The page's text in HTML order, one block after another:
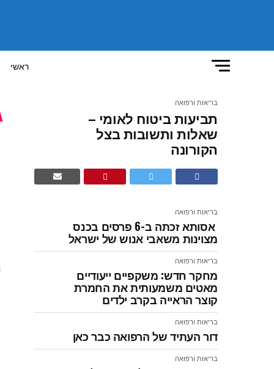
ראשי
בריאות ורפואה
תביעות ביטוח לאומי –
שאלות ותשובות בצל
הקורונה
בריאות ורפואה
אסותא זכתה ב-6 פרסים בכנס
מצוינות משאבי אנוש של ישראל
בריאות ורפואה
מחקר חדש: משקפיים ייעודיים
מאטים משמעותית את החמרת
קוצר הראייה בקרב ילדים
בריאות ורפואה
דור העתיד של הרפואה כבר כאן
בריאות ורפואה